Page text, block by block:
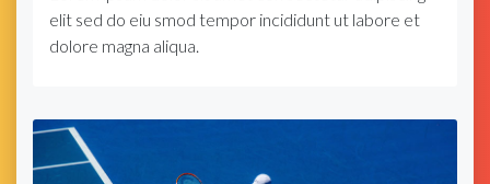
elit sed do eiu smod tempor incididunt ut labore et
dolore magna aliqua.